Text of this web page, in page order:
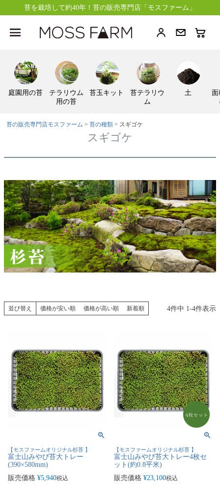
苔を栽培して約40年！苔の販売専門店「モスファーム」
庭園用の苔
テラリウム
用の苔
苔玉キット
苔テラリウ
ム
土
苔の販売専門店モスファーム 苔の種類 スギゴケ
スギゴケ
並び替え 価格が安い順 価格が高い順 新着順 4件中 1-4件表示
【モスファームオリジナル杉苔 】
富士山みやび苔大トレー
(390×580mm)
販売価格 ¥5,940税込
【モスファームオリジナル杉苔 】
富士山みやび苔大トレー4枚セ
ット(約0.8平米)
販売価格 ¥23,100税込